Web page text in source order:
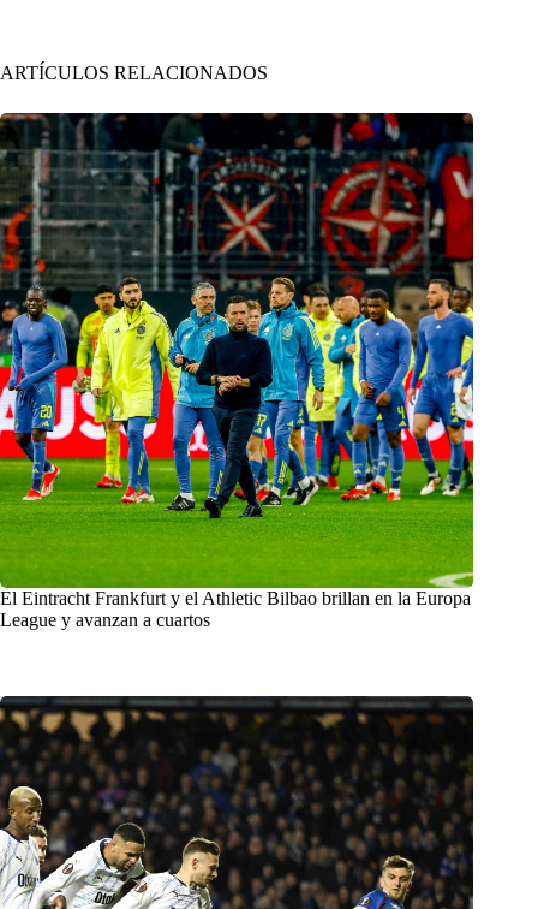
ARTÍCULOS RELACIONADOS
El Eintracht Frankfurt y el Athletic Bilbao brillan en la Europa
League y avanzan a cuartos